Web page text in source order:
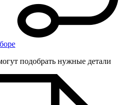
подобрать нужные детали